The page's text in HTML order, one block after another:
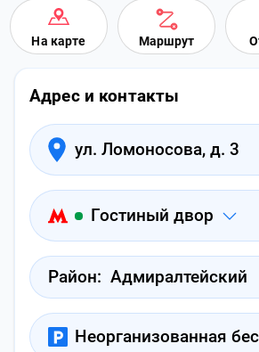
На карте Маршрут
Адрес и контакты
ул. Ломоносова, д. 3
Гостиный двор
Район: Адмиралтейский
Неорганизованная